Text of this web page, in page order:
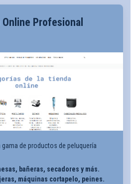
Profesional
gama de productos de peluquería
bañeras, secadores y más.
máquinas cortapelo, peines.